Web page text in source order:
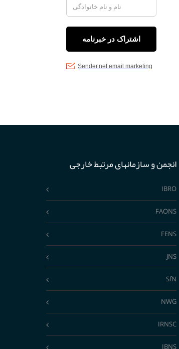
انجمن و سازمانهای مرتبط خارجی
IBRO
FAONS
FENS
JNS
SfN
NWG
IRNSC
IBNS